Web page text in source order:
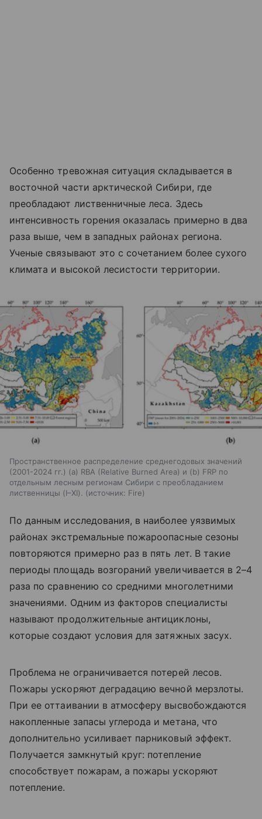
Особенно тревожная ситуация складывается в
восточной части арктической Сибири, где
преобладают лиственничные леса. Здесь
интенсивность горения оказалась примерно в два
раза выше, чем в западных районах региона.
Ученые связывают это с сочетанием более сухого
климата и высокой лесистости территории.
Пространственное распределение среднегодовых значений
(2001-2024 гг.) (а) RBA (Relative Burned Area) и (b) FRP по
отдельным лесным регионам Сибири с преобладанием
лиственницы (I–XI).
источник: Fire
По данным исследования, в наиболее уязвимых
районах экстремальные пожароопасные сезоны
повторяются примерно раз в пять лет. В такие
периоды площадь возгораний увеличивается в 2–4
раза по сравнению со средними многолетними
значениями. Одним из факторов специалисты
называют продолжительные антициклоны,
которые создают условия для затяжных засух.
Проблема не ограничивается потерей лесов.
Пожары ускоряют деградацию вечной мерзлоты.
При ее оттаивании в атмосферу высвобождаются
накопленные запасы углерода и метана, что
дополнительно усиливает парниковый эффект.
Получается замкнутый круг: потепление
способствует пожарам, а пожары ускоряют
потепление.